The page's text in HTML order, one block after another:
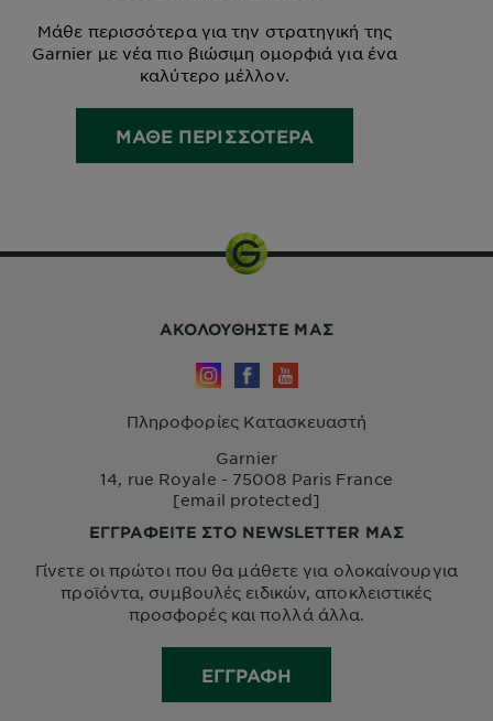
Μάθε περισσότερα για την στρατηγική της
Garnier με νέα πιο βιώσιμη ομορφιά για ένα
καλύτερο μέλλον.
ΜΑΘΕ ΠΕΡΙΣΣΟΤΕΡΑ
ΑΚΟΛΟΥΘHΣΤΕ ΜΑΣ
Πληροφορίες Κατασκευαστή
Garnier
14, rue Royale - 75008 Paris France
[email protected]
ΕΓΓΡΑΦΕΙΤΕ ΣΤΟ NEWSLETTER ΜΑΣ
Γίνετε οι πρώτοι που θα μάθετε για ολοκαίνουργια
προϊόντα, συμβουλές ειδικών, αποκλειστικές
προσφορές και πολλά άλλα.
ΕΓΓΡΑΦΉ